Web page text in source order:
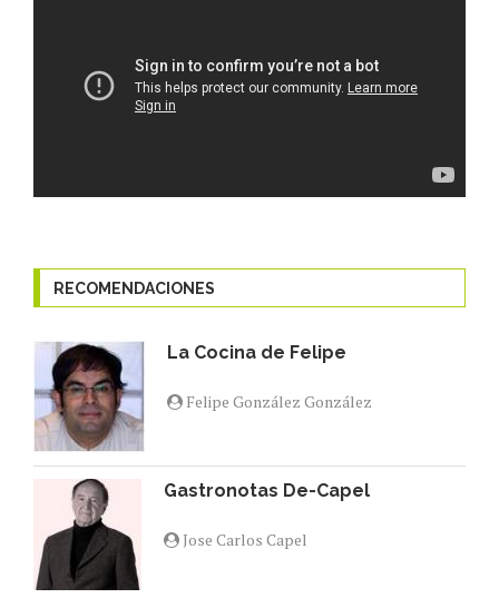
RECOMENDACIONES
La Cocina de Felipe
Felipe González González
Gastronotas De-Capel
Jose Carlos Capel